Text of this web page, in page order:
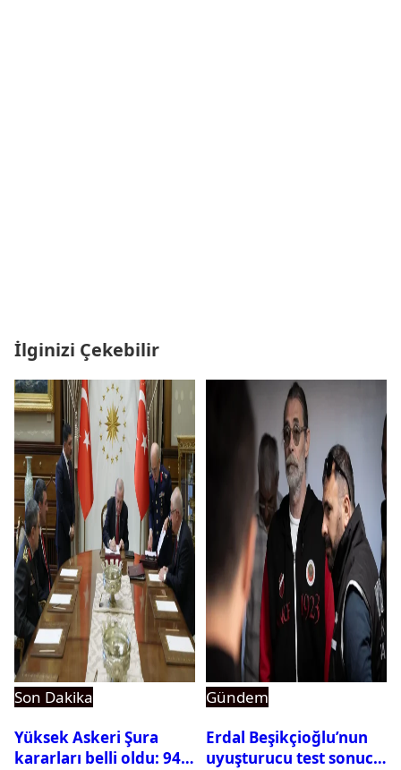
İlginizi Çekebilir
Son Dakika
Yüksek Askeri Şura
kararları belli oldu: 94
Gündem
Erdal Beşikçioğlu’nun
uyuşturucu test sonucu